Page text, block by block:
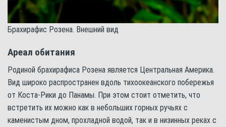
Брахирафис Розена. Внешний вид
Ареал обитания
Родиной брахирафиса Розена является Центральная Америка.
Вид широко распространен вдоль тихоокеанского побережья
от Коста-Рики до Панамы. При этом стоит отметить, что
встретить их можно как в небольших горных ручьях с
каменистым дном, прохладной водой, так и в низинных реках с